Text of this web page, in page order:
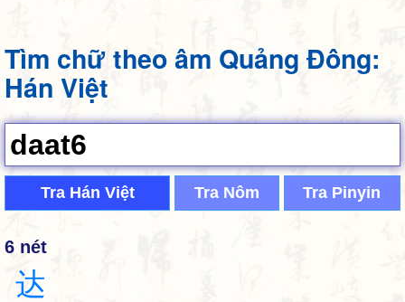
Tìm chữ theo âm Quảng Đông:
Hán Việt
Tra Hán Việt Tra Nôm Tra Pinyin
6 nét
达